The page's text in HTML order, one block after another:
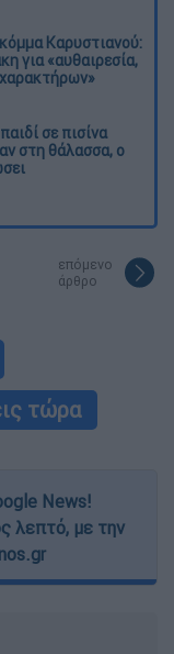
Καρυστιανού:
για «αυθαιρεσία,
σε πισίνα
στη θάλασσα, ο
επόμενο
άρθρο
τώρα
News!
λεπτό, με την